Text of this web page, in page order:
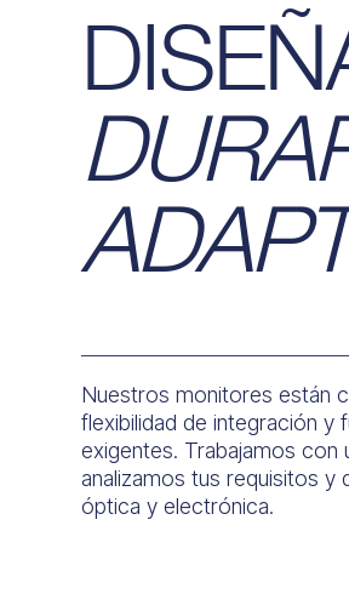
Nuestros monitores están
flexibilidad de integración y
exigentes. Trabajamos
analizamos tus requisitos y
óptica y electrónica.